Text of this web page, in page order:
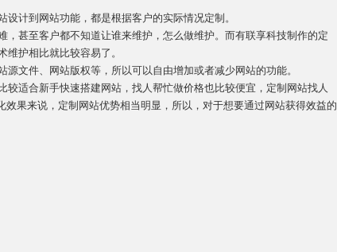
计到网站功能，都是根据客户的实际情况定制。
甚至客户都不知道让谁来维护，怎么做维护。而有联享科技制作的定
护相比就比较容易了。
文件、网站版权等，所以可以自由增加或者减少网站的功能。
适合新手快速搭建网站，找人帮忙做价格也比较便宜，定制网站找人
果来说，定制网站优势相当明显，所以，对于想要通过网站获得效益的